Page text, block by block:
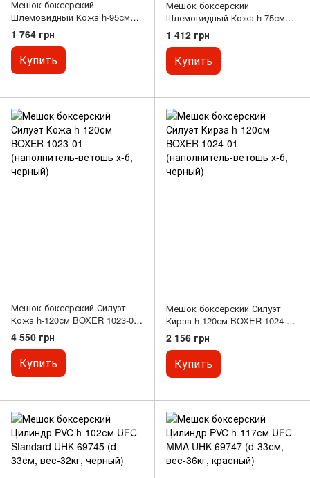
Мешок боксерский
Шлемовидный Кожа h-95см
Большой шлем BOXER 1004-
01 (наполнитель-ветошь х-б,
d-26см, вес-16кг, черный-
синий)
1 764 грн
Купить
Мешок боксерский
Шлемовидный Кожа h-75см
Малый шлем BOXER 1004-02
(наполнитель-ветошь х-б, d-
22см, вес-10кг, черный-синий)
1 412 грн
Купить
Мешок боксерский Силуэт
Кожа h-120см BOXER 1023-01
(наполнитель-ветошь х-б,
черный)
4 550 грн
Купить
Мешок боксерский Силуэт
Кирза h-120см BOXER 1024-01
(наполнитель-ветошь х-б,
черный)
2 156 грн
Купить